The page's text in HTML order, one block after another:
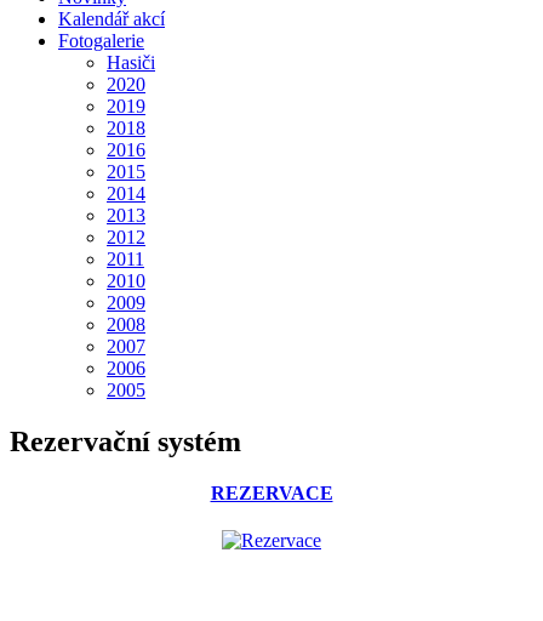
Kalendář akcí
Fotogalerie
Hasiči
2020
2019
2018
2016
2015
2014
2013
2012
2011
2010
2009
2008
2007
2006
2005
Rezervační systém
REZERVACE